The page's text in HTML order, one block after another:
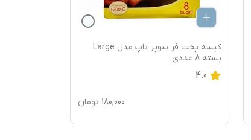
کیسه پخت فر سوپر تاپ مدل Large
بسته 8 عددی
4.0
180,000 تومان